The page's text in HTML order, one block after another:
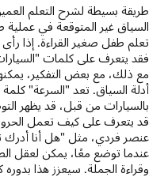
طريقة بسيطة لشرح التعلم
السياق غير المتوقعة في
تعلم طفل صغير القراءة. إذا
فقد يتعرف على كلمات
مع ذلك، مع بعض التفكير،
أدلة السياق. تعد "السرعة"
بالسيارات من قبل، قد يظهر
قد يتعرف على كيف تعمل
عنصر فردي، مثل "هل أنا أدرك
عندما توضع معًا، يمكن لعقل
وقراءة الجملة. سيعزز هذا